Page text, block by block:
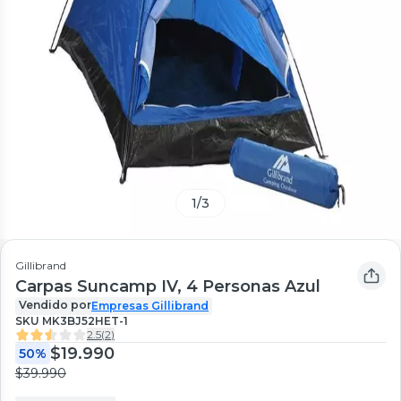
1/3
Gillibrand
Carpas Suncamp IV, 4 Personas Azul
Vendido porEmpresas Gillibrand
SKU MK3BJ52HET-1
2.5(2)
50% $19.990
$39.990